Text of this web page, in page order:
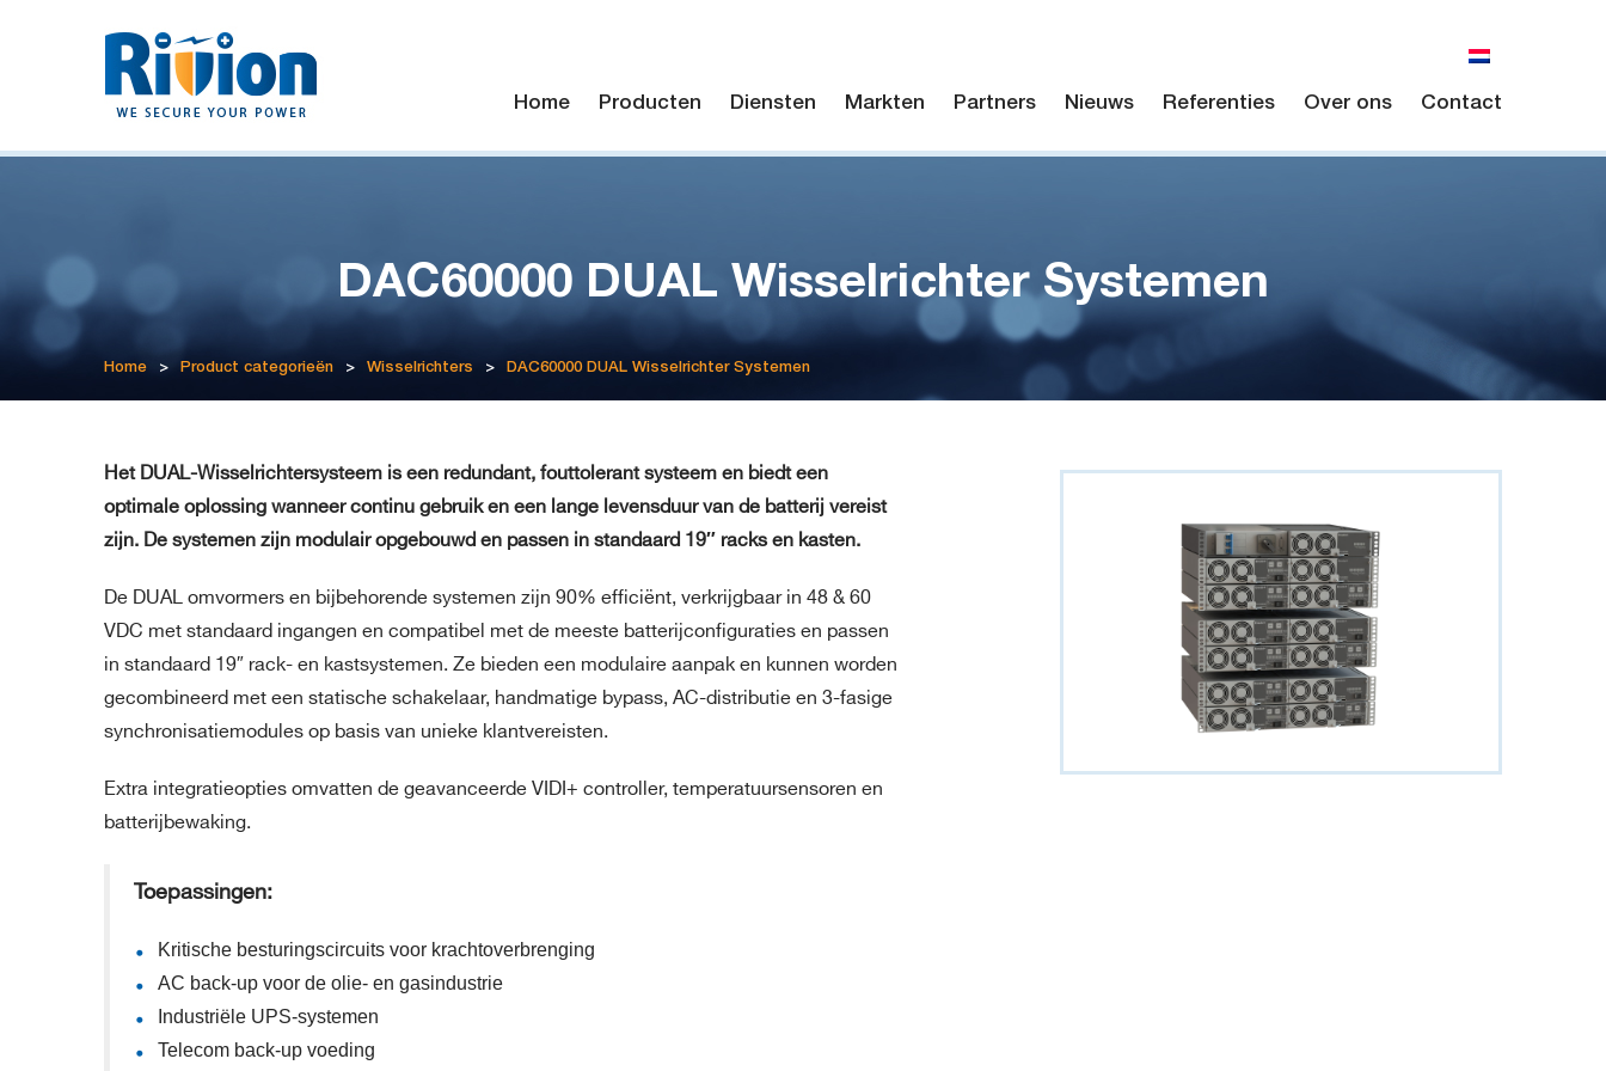
Home Producten Diensten Markten Partners Nieuws Referenties Over ons Contact
DAC60000 DUAL Wisselrichter Systemen
Home > Product categorieën > Wisselrichters > DAC60000 DUAL Wisselrichter Systemen
Het DUAL-Wisselrichtersysteem is een redundant, fouttolerant systeem en biedt een
optimale oplossing wanneer continu gebruik en een lange levensduur van de batterij vereist
zijn. De systemen zijn modulair opgebouwd en passen in standaard 19″ racks en kasten.
De DUAL omvormers en bijbehorende systemen zijn 90% efficiënt, verkrijgbaar in 48 & 60
VDC met standaard ingangen en compatibel met de meeste batterijconfiguraties en passen
in standaard 19″ rack- en kastsystemen. Ze bieden een modulaire aanpak en kunnen worden
gecombineerd met een statische schakelaar, handmatige bypass, AC-distributie en 3-fasige
synchronisatiemodules op basis van unieke klantvereisten.
Extra integratieopties omvatten de geavanceerde VIDI+ controller, temperatuursensoren en
batterijbewaking.
Toepassingen:
Kritische besturingscircuits voor krachtoverbrenging
AC back-up voor de olie- en gasindustrie
Industriële UPS-systemen
Telecom back-up voeding